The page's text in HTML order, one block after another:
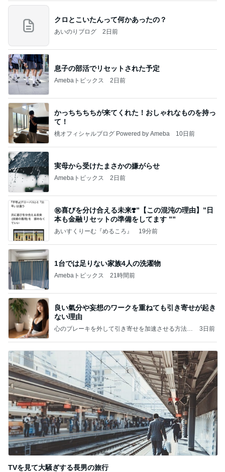
クロとこいたんって何かあったの？
あいのりブログ 2日前
息子の部活でリセットされた予定
Amebaトピックス 2日前
かっちちちちが来てくれた！おしゃれなものを持っ
て！
桃オフィシャルブログ Powered by Ameba 10日前
実母から受けたまさかの嫌がらせ
Amebaトピックス 2日前
㊗️喜びを分け合える未来❣️”【この混沌の理由】”⽇
本も⾦融リセットの準備をしてます ””
あいすくりーむ『めるころ』 19分前
1台では足りない家族4人の洗濯物
Amebaトピックス 21時間前
良い氣分や妄想のワークを重ねても引き寄せが起き
ない理由
心のブレーキを外して引き寄せを加速させる方法：
3日前
TVを見て大騒ぎする長男の旅行